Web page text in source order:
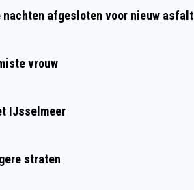
AMSTERDAM
nachten afgesloten voor nieuw asfalt
vrouw
IJsselmeer
straten